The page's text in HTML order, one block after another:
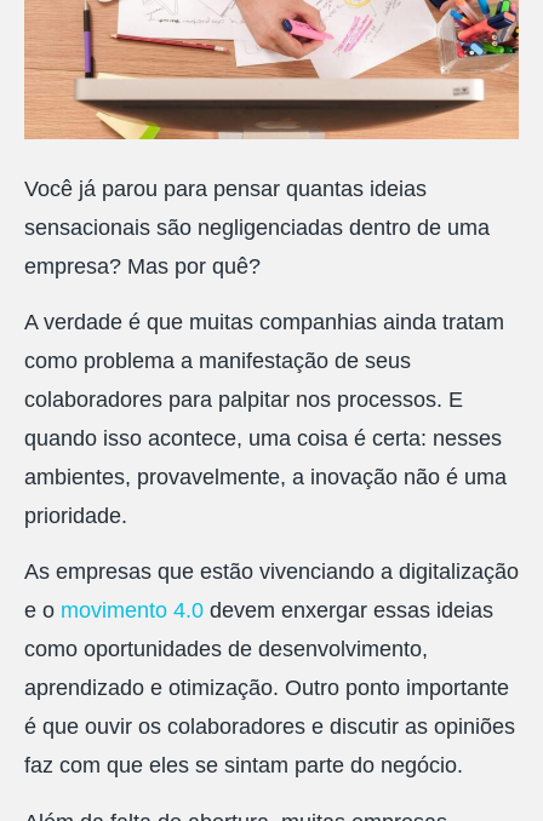
Você já parou para pensar quantas ideias
sensacionais são negligenciadas dentro de uma
empresa? Mas por quê?
A verdade é que muitas companhias ainda tratam
como problema a manifestação de seus
colaboradores para palpitar nos processos. E
quando isso acontece, uma coisa é certa: nesses
ambientes, provavelmente, a inovação não é uma
prioridade.
As empresas que estão vivenciando a digitalização
e o movimento 4.0 devem enxergar essas ideias
como oportunidades de desenvolvimento,
aprendizado e otimização. Outro ponto importante
é que ouvir os colaboradores e discutir as opiniões
faz com que eles se sintam parte do negócio.